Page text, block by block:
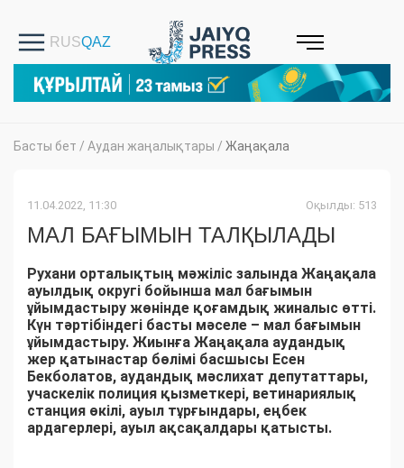
Басты бет / Аудан жаңалықтары / Жаңақала
11.04.2022, 11:30 Оқылды: 513
МАЛ БАҒЫМЫН ТАЛҚЫЛАДЫ
Рухани орталықтың мәжіліс залында Жаңақала
ауылдық округі бойынша мал бағымын
ұйымдастыру жөнінде қоғамдық жиналыс өтті.
Күн тәртібіндегі басты мәселе – мал бағымын
ұйымдастыру. Жиынға Жаңақала аудандық
жер қатынастар бөлімі басшысы Есен
Бекболатов, аудандық мәслихат депутаттары,
учаскелік полиция қызметкері, ветинариялық
станция өкілі, ауыл тұрғындары, еңбек
ардагерлері, ауыл ақсақалдары қатысты.